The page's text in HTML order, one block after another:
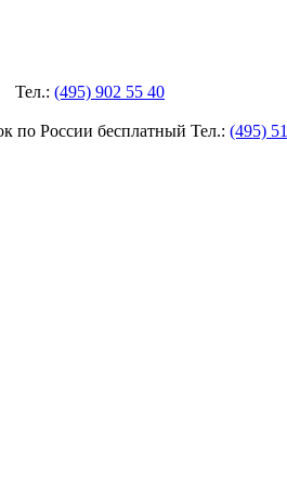
Тел.: (495) 902 55 40
по России бесплатный Тел.: (495)